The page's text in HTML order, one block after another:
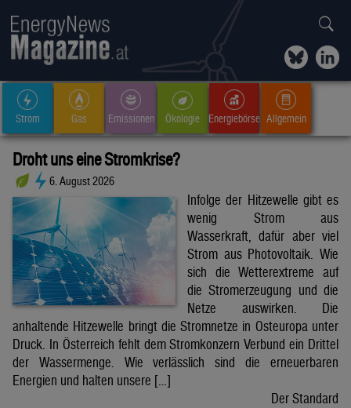
Strom Gas Emissionen Ökologie Energiebörse Allgemein
Droht uns eine Stromkrise?
6. August 2026
Infolge der Hitzewelle gibt es
wenig Strom aus
Wasserkraft, dafür aber viel
Strom aus Photovoltaik. Wie
sich die Wetterextreme auf
die Stromerzeugung und die
Netze auswirken. Die
anhaltende Hitzewelle bringt die Stromnetze in Osteuropa unter
Druck. In Österreich fehlt dem Stromkonzern Verbund ein Drittel
der Wassermenge. Wie verlässlich sind die erneuerbaren
Energien und halten unsere […]
Der Standard